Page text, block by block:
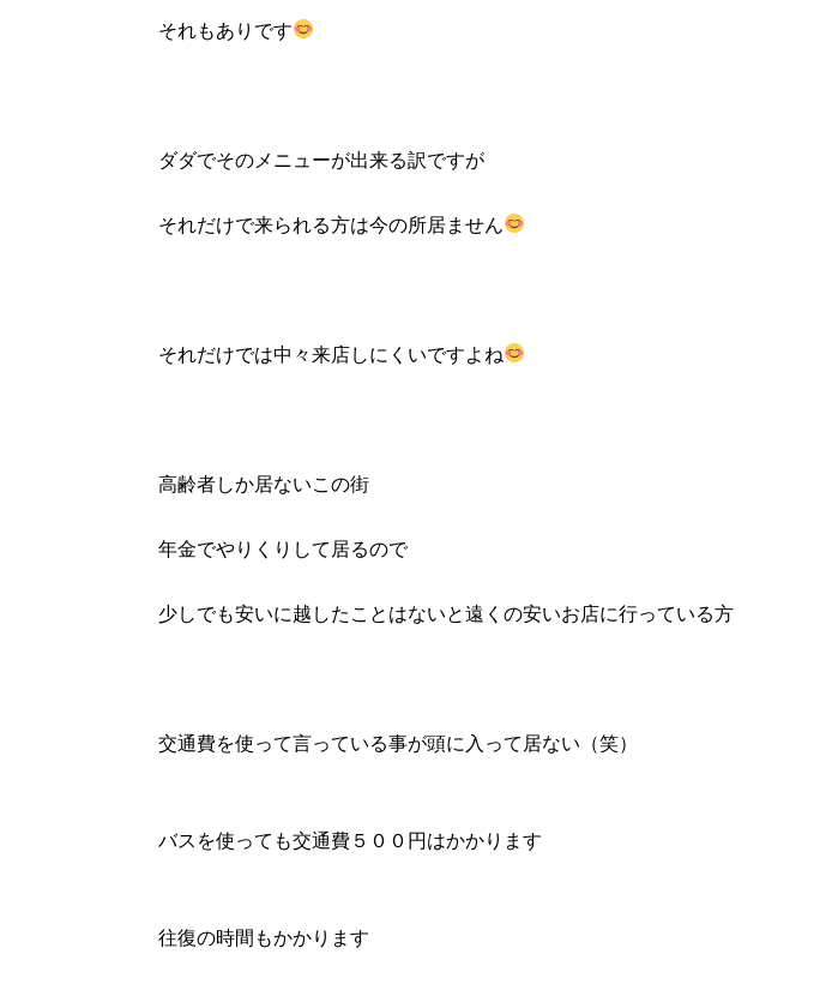
それもありです
ダダでそのメニューが出来る訳ですが
それだけで来られる方は今の所居ません
それだけでは中々来店しにくいですよね
高齢者しか居ないこの街
年金でやりくりして居るので
少しでも安いに越したことはないと遠くの安いお店に行っている方
交通費を使って言っている事が頭に入って居ない（笑）
バスを使っても交通費５００円はかかります
往復の時間もかかります